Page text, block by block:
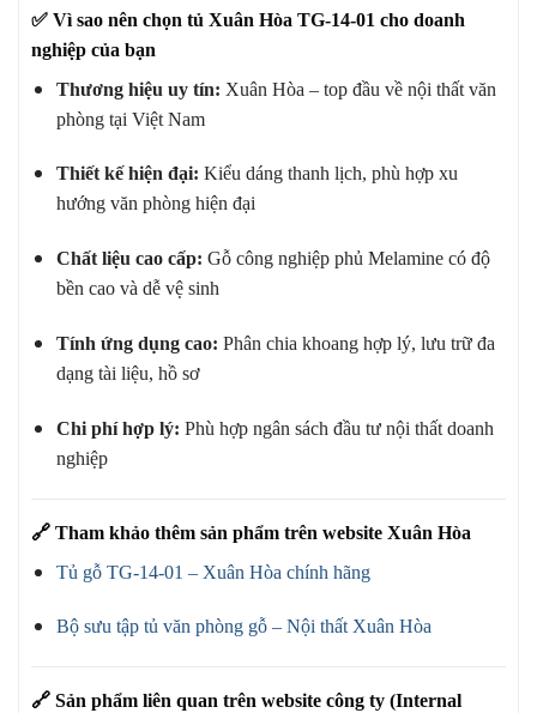
✅ Vì sao nên chọn tủ Xuân Hòa TG-14-01 cho doanh
nghiệp của bạn
Thương hiệu uy tín: Xuân Hòa – top đầu về nội thất văn
phòng tại Việt Nam
Thiết kế hiện đại: Kiểu dáng thanh lịch, phù hợp xu
hướng văn phòng hiện đại
Chất liệu cao cấp: Gỗ công nghiệp phủ Melamine có độ
bền cao và dễ vệ sinh
Tính ứng dụng cao: Phân chia khoang hợp lý, lưu trữ đa
dạng tài liệu, hồ sơ
Chi phí hợp lý: Phù hợp ngân sách đầu tư nội thất doanh
nghiệp
🔗 Tham khảo thêm sản phẩm trên website Xuân Hòa
Tủ gỗ TG-14-01 – Xuân Hòa chính hãng
Bộ sưu tập tủ văn phòng gỗ – Nội thất Xuân Hòa
🔗 Sản phẩm liên quan trên website công ty (Internal